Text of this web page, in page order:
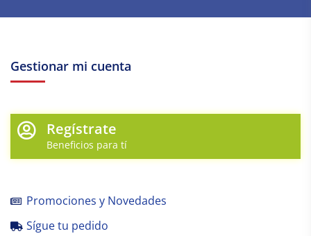
Gestionar mi cuenta
Regístrate
Beneficios para tí
Promociones y Novedades
Sígue tu pedido